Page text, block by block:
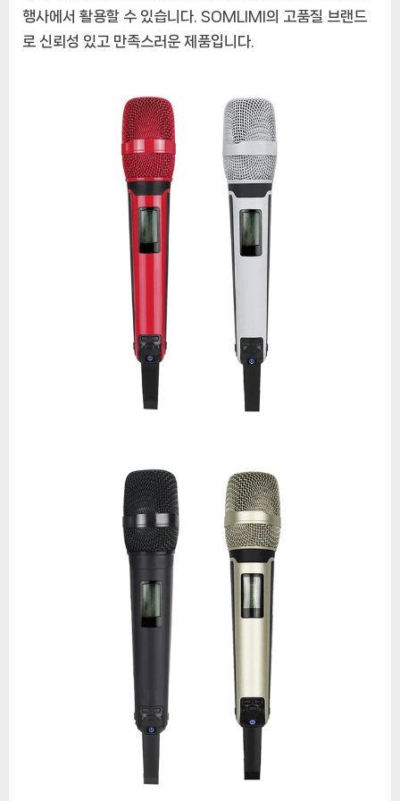
행사에서 활용할 수 있습니다. SOMLIMI의 고품질 브랜드
로 신뢰성 있고 만족스러운 제품입니다.